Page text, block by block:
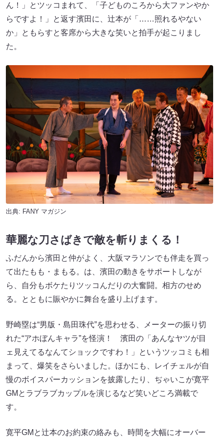
ん！」とツッコまれて、「子どものころから大ファンやか
らですよ！」と返す濱田に、辻本が「……照れるやない
か」ともらすと客席から大きな笑いと拍手が起こりまし
た。
出典: FANY マガジン
華麗な刀さばきで敵を斬りまくる！
ふだんから濱田と仲がよく、大阪マラソンでも伴走を買っ
て出たもも・まもる。は、濱田の動きをサポートしなが
ら、自分もボケたりツッコんだりの大奮闘。相方のせめ
る。とともに賑やかに舞台を盛り上げます。
野崎塁は“男版・島田珠代”を思わせる、メーターの振り切
れた“アホぼんキャラ”を怪演！ 濱田の「あんなヤツが目
ェ見えてるなんてショックですわ！」というツッコミも相
まって、爆笑をさらいました。ほかにも、レイチェルが自
慢のボイスパーカッションを披露したり、ぢゃいこが寛平
GMとラブラブカップルを演じるなど笑いどころ満載で
す。
寛平GMと辻本のお約束の絡みも、時間を大幅にオーバー